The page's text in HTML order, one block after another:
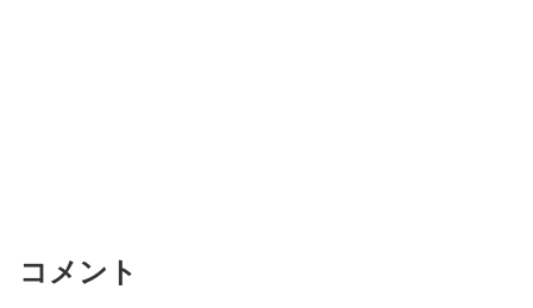
コメント